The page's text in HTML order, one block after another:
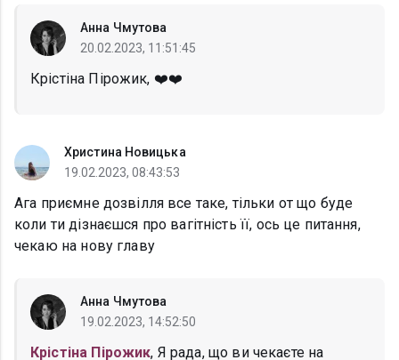
Анна Чмутова
20.02.2023, 11:51:45
Крістіна Пірожик, ❤️❤️
Христина Новицька
19.02.2023, 08:43:53
Ага приємне дозвілля все таке, тільки от що буде
коли ти дізнаєшся про вагітність її, ось це питання,
чекаю на нову главу
Анна Чмутова
19.02.2023, 14:52:50
Крістіна Пірожик, Я рада, що ви чекаєте на